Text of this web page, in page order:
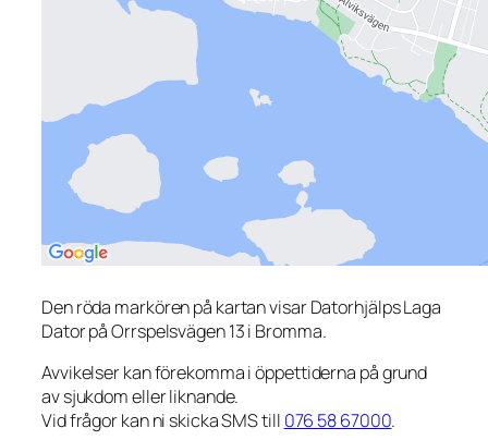
Den röda markören på kartan visar Datorhjälps Laga
Dator på Orrspelsvägen 13 i Bromma.
Avvikelser kan förekomma i öppettiderna på grund
av sjukdom eller liknande.
Vid frågor kan ni skicka SMS till 076 58 67000.